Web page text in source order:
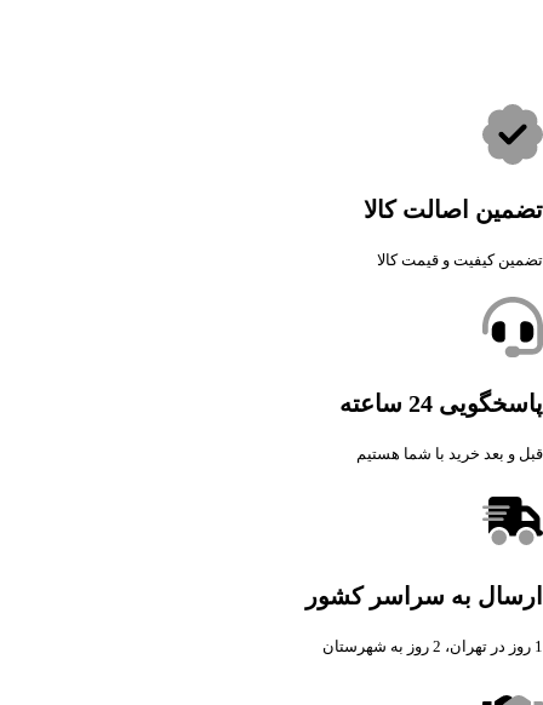
تضمین اصالت کالا
تضمین کیفیت و قیمت کالا
پاسخگویی 24 ساعته
قبل و بعد خرید با شما هستیم
ارسال به سراسر کشور
1 روز در تهران، 2 روز به شهرستان